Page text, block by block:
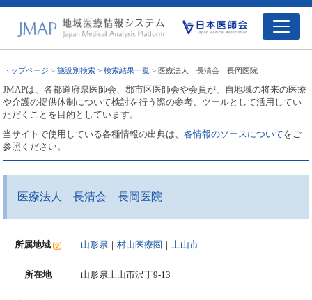
トップページ >施設別検索 >検索結果一覧 > 医療法人 長清会 長岡医院
JMAPは、各都道府県医師会、郡市区医師会や会員が、自地域の将来の医療
や介護の提供体制について検討を行う際の参考、ツールとして活用してい
ただくことを目的としています。
当サイトで使用している各種情報の出典は、各情報のソースについてをご
参照ください。
医療法人 長清会 長岡医院
所属地域 山形県 ｜村山医療圏 ｜ 上山市
所在地 山形県上山市沢丁9-13